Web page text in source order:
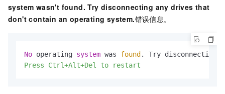
system wasn't found. Try disconnecting any drives that
don't contain an operating system.错误信息。
No operating system was found . Try disconnecting
Press Ctrl+Alt+Del to restart